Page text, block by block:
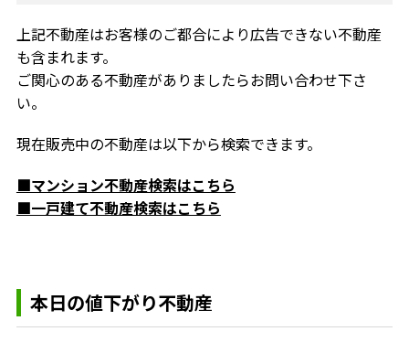
上記不動産はお客様のご都合により広告できない不動産
も含まれます。
ご関心のある不動産がありましたらお問い合わせ下さ
い。
現在販売中の不動産は以下から検索できます。
■マンション不動産検索はこちら
■一戸建て不動産検索はこちら
本日の値下がり不動産